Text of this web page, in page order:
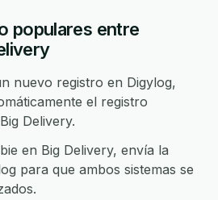
populares entre
nuevo registro en Digylog,
el registro
Delivery.
en Big Delivery, envía la
para que ambos sistemas se